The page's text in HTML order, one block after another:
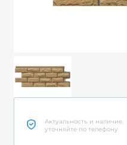
Актуальность и наличие
уточняйте по телефону